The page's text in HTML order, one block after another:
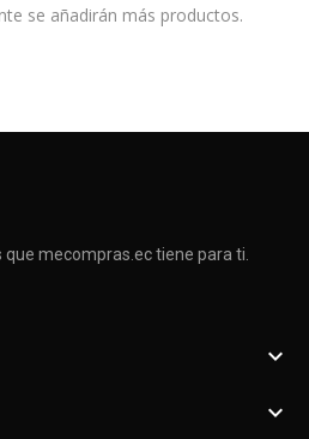
se añadirán más productos.
mecompras.ec tiene para ti.

